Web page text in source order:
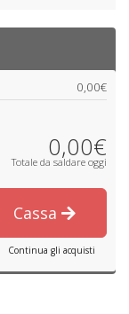
0,00€
0,00€
Totale da saldare oggi
Cassa
Continua gli acquisti